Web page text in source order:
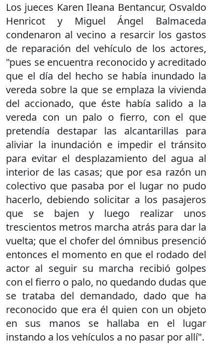
Los jueces Karen Ileana Bentancur, Osvaldo
Henricot y Miguel Ángel Balmaceda
condenaron al vecino a resarcir los gastos
de reparación del vehículo de los actores,
"pues se encuentra reconocido y acreditado
que el día del hecho se había inundado la
vereda sobre la que se emplaza la vivienda
del accionado, que éste había salido a la
vereda con un palo o fierro, con el que
pretendía destapar las alcantarillas para
aliviar la inundación e impedir el tránsito
para evitar el desplazamiento del agua al
interior de las casas; que por esa razón un
colectivo que pasaba por el lugar no pudo
hacerlo, debiendo solicitar a los pasajeros
que se bajen y luego realizar unos
trescientos metros marcha atrás para dar la
vuelta; que el chofer del ómnibus presenció
entonces el momento en que el rodado del
actor al seguir su marcha recibió golpes
con el fierro o palo, no quedando dudas que
se trataba del demandado, dado que ha
reconocido que era él quien con un objeto
en sus manos se hallaba en el lugar
instando a los vehículos a no pasar por allí".